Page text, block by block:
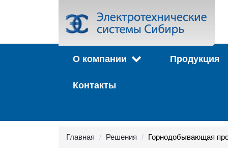
О компании Продукция
Контакты
Главная Решения Горнодобывающая